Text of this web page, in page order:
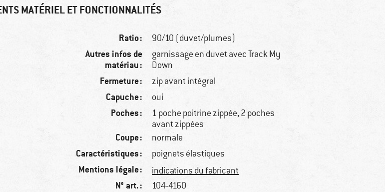
MATÉRIEL ET FONCTIONNALITÉS
Ratio : 90/10 (duvet/plumes)
Autres infos de
matériau :
garnissage en duvet avec Track My
Down
Fermeture : zip avant intégral
Capuche : oui
Poches :
1 poche poitrine zippée, 2 poches
avant zippées
Coupe : normale
Caractéristiques : poignets élastiques
Mentions légale : indications du fabricant
N° art. : 104-4160